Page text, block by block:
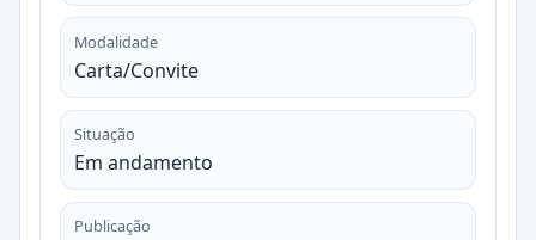
Modalidade
Carta/Convite
Situação
Em andamento
Publicação